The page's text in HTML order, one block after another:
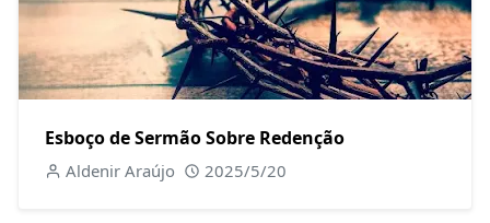
Esboço de Sermão Sobre Redenção
Aldenir Araújo 2025/5/20